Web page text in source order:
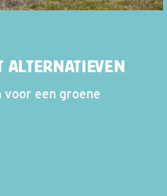
ALTERNATIEVEN
voor een groene